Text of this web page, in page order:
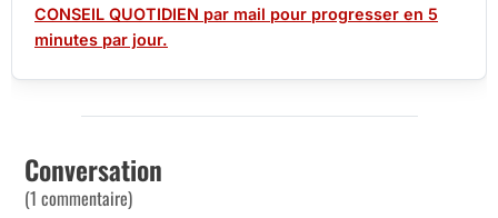
CONSEIL QUOTIDIEN par mail pour progresser en 5
minutes par jour.
Conversation
(1 commentaire)